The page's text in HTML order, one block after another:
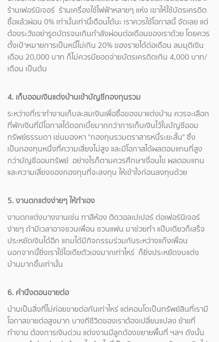
ร้านเฟอร์นิเจอร์ ร้านเครื่องใช้ไฟฟ้าหลายๆ แห่ง เขาให้ใช้บัตรเครดิต
ซื้อแล้วผ่อน 0% เท่านั้นเท่านี้เดือนได้นะ เราควรใช้โอกาสนี้ จัดเลย แต่
ต้องระวังอย่ารูดบัตรจนเกินกำลังผ่อนต่อเดือนของเราด้วย โดยควร
ตั้งเป้าหมายการเป็นหนี้ไม่เกิน 20% ของรายได้ต่อเดือน สมมุติเงิน
เดือน 20,000 บาท ก็ไม่ควรมียอดจ่ายบัตรเครดิตเกิน 4,000 บาท/
เดือน เป็นต้น
4. เก็บออมเงินแต่งบ้านเข้าบัญชีกองทุนรวม
ระหว่างที่เราทำงานเก็บสะสมเงินเพื่อซื้อของมาแต่งบ้าน ควรจะเลือก
ที่พักเงินที่มีโอกาสได้ดอกเบี้ยมากกว่าการเก็บเงินไว้ในบัญชีออม
ทรัพย์ธรรมดา เช่นมองหา "กองทุนรวมตราสารหนี้ระยะสั้น" ซึ่ง
เป็นกองทุนหนึ่งที่ความเสี่ยงไม่สูง และมีโอกาสได้ผลตอบแทนที่สูง
กว่าบัญชีออมทรัพย์ อย่างไรก็ตามควรศึกษาเงื่อนไข ผลตอบแทน
และความเสี่ยงของกองทุนที่จะลงทุน ให้เข้าใจก่อนลงทุนด้วย
5. งานตกแต่งง่ายๆ ให้ทำเอง
งานตกแต่งบางงานเช่น ทาสีห้อง ติดวอลเปเปอร์ ต่อเฟอร์นิเจอร์
ง่ายๆ ถ้ามีเวลาอาจชวนเพื่อน ชวนแฟน มาช่วยทำ แป๊บเดียวก็เสร็จ
ประหยัดเงินได้อีก แถมได้มีกิจกรรมร่วมกันระหว่างแก๊งเพื่อน
นอกจากนี้ยิ่งเราใช้ไอเดียตัวเองมากเท่าไหร่ ก็ยิ่งประหยัดงบแต่ง
บ้านมากขึ้นเท่านั้น
6. คำนึงตอนขายต่อ
บ้านเป็นสิ่งที่ไม่ค่อยขายต่อกันเท่าไหร่ แต่คอนโดเป็นทรัพย์สินที่เรามี
โอกาสขายต่อสูงมาก บางทีชีวิตของเราต้องเปลี่ยนแปลง ย้ายที่
ทำงาน ต้องการเงินด่วน แต่งงานมีลูกต้องขยายพื้นที่ ฯลฯ ดังนั้น